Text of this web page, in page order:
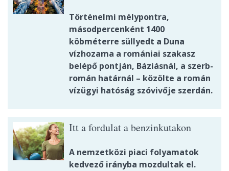
Történelmi mélypontra,
másodpercenként 1400
köbméterre süllyedt a Duna
vízhozama a romániai szakasz
belépő pontján, Báziásnál, a szerb-
román határnál – közölte a román
vízügyi hatóság szóvivője szerdán.
Itt a fordulat a benzinkutakon
A nemzetközi piaci folyamatok
kedvező irányba mozdultak el.